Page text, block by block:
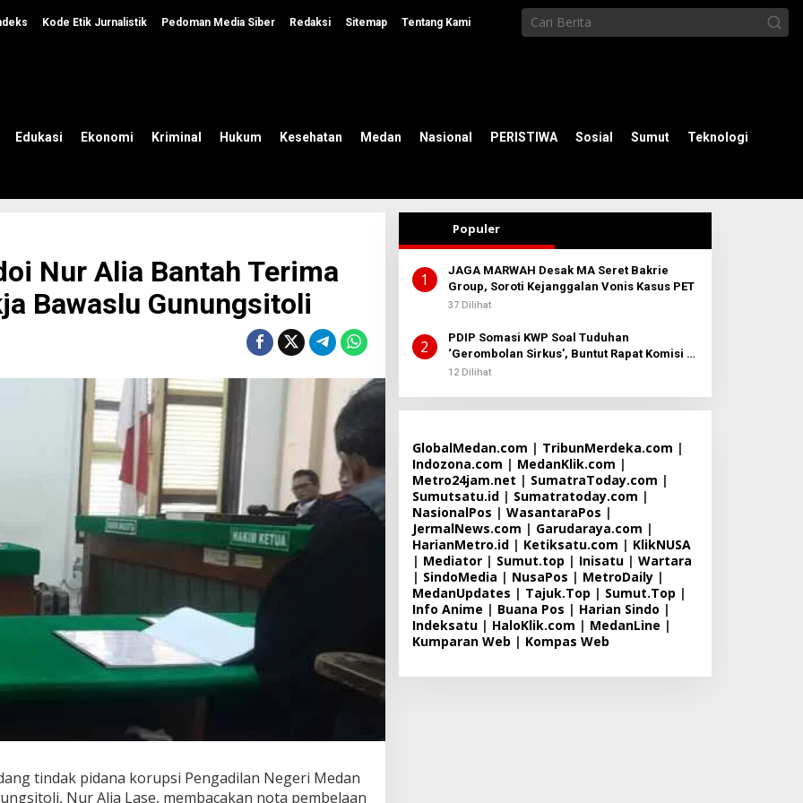
Kode Etik Jurnalistik Pedoman Media Siber Redaksi Sitemap Tentang Kami
Edukasi Ekonomi Kriminal Hukum Kesehatan Medan Nasional PERISTIWA Sosial Sumut Teknologi
Nur Alia Bantah Terima
Bawaslu Gunungsitoli
tindak pidana korupsi Pengadilan Negeri Medan
Nur Alia Lase, membacakan nota pembelaan
Populer
1
JAGA MARWAH Desak MA Seret Bakrie
Group, Soroti Kejanggalan Vonis Kasus PET
37 Dilihat
2
PDIP Somasi KWP Soal Tuduhan
‘Gerombolan Sirkus’, Buntut Rapat Komisi II
Dipimpin Sufmi Dasco Ahmad
12 Dilihat
GlobalMedan.com | TribunMerdeka.com |
Indozona.com | MedanKlik.com |
Metro24jam.net | SumatraToday.com |
Sumutsatu.id| Sumatratoday.com |
NasionalPos | WasantaraPos |
JermalNews.com | Garudaraya.com |
HarianMetro.id| Ketiksatu.com | KlikNUSA
| Mediator| Sumut.top | Inisatu| Wartara
| SindoMedia | NusaPos | MetroDaily|
MedanUpdates | Tajuk.Top | Sumut.Top |
Info Anime | Buana Pos | Harian Sindo |
Indeksatu| HaloKlik.com | MedanLine |
Kumparan Web | Kompas Web